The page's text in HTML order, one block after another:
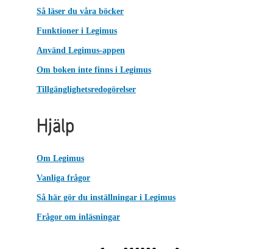
Så läser du våra böcker
Funktioner i Legimus
Använd Legimus-appen
Om boken inte finns i Legimus
Tillgänglighetsredogörelser
Hjälp
Om Legimus
Vanliga frågor
Så här gör du inställningar i Legimus
Frågor om inläsningar